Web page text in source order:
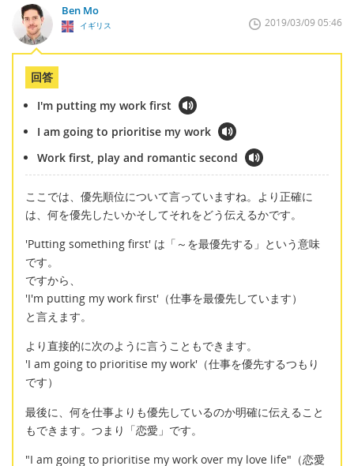
Ben Mo
イギリス 2019/03/09 05:46
回答
I'm putting my work first
I am going to prioritise my work
Work first, play and romantic second
ここでは、優先順位について言っていますね。より正確に
は、何を優先したいかそしてそれをどう伝えるかです。
'Putting something first' は「～を最優先する」という意味
です。
ですから、
'I'm putting my work first'（仕事を最優先しています）
と言えます。
より直接的に次のように言うこともできます。
'I am going to prioritise my work'（仕事を優先するつもり
です）
最後に、何を仕事よりも優先しているのか明確に伝えること
もできます。つまり「恋愛」です。
"I am going to prioritise my work over my love life"（恋愛